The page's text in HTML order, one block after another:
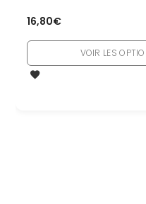
16,80€
VOIR LES